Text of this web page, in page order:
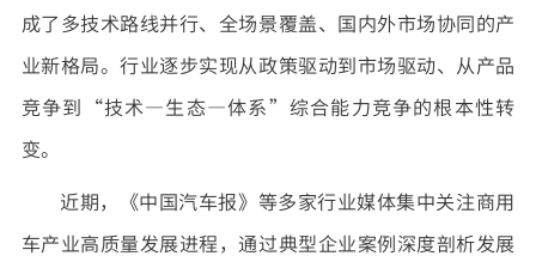
成了多技术路线并行、全场景覆盖、国内外市场协同的产
业新格局。行业逐步实现从政策驱动到市场驱动、从产品
竞争到“技术—生态—体系”综合能力竞争的根本性转
变。
近期，《中国汽车报》等多家行业媒体集中关注商用
车产业高质量发展进程，通过典型企业案例深度剖析发展